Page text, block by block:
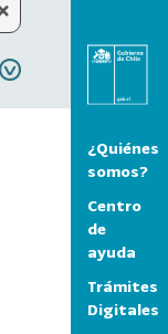
¿Quiénes
somos?
Centro
de
ayuda
Trámites
Digitales